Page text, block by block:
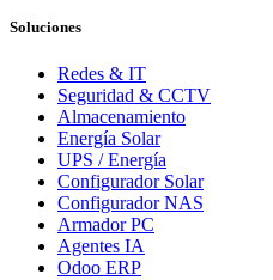
Soluciones
Redes & IT
Seguridad & CCTV
Almacenamiento
Energía Solar
UPS / Energía
Configurador Solar
Configurador NAS
Armador PC
Agentes IA
Odoo ERP